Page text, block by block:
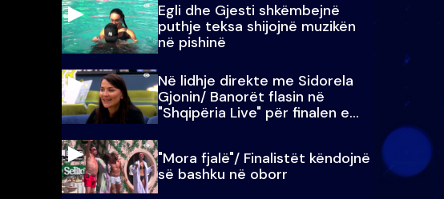
Egli dhe Gjesti shkëmbejnë
puthje teksa shijojnë muzikën
në pishinë
Në lidhje direkte me Sidorela
Gjonin/ Banorët flasin në
"Shqipëria Live" për finalen e
madhe
"Mora fjalë"/ Finalistët këndojnë
së bashku në oborr